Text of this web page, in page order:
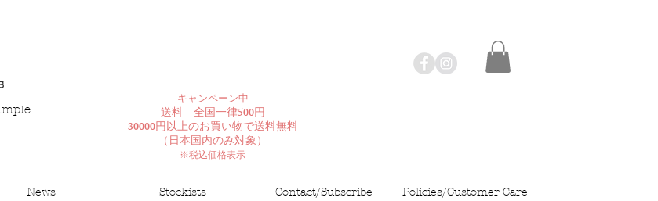
​キャンペーン中
送料 全国一律500円
30000円以上のお買い物で送料無料
​（日本国内のみ対象）
※税込価格表示
News Stockists Contact/Subscribe Policies/Customer Care